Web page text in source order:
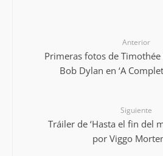
Anterior
Primeras fotos de
Bob Dylan en ‘A
Siguiente
Tráiler de ‘Hasta el fin del
por Viggo